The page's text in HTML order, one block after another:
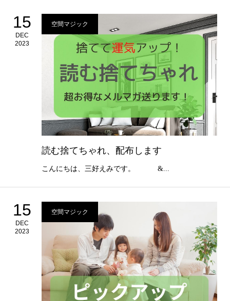
15
DEC
2023
空間マジック
読む捨てちゃれ、配布します
こんにちは、三好えみです。 &...
15
DEC
2023
空間マジック